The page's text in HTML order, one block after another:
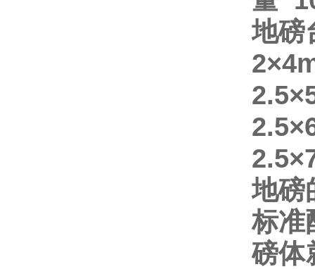
地磅
地磅
标准
磅体